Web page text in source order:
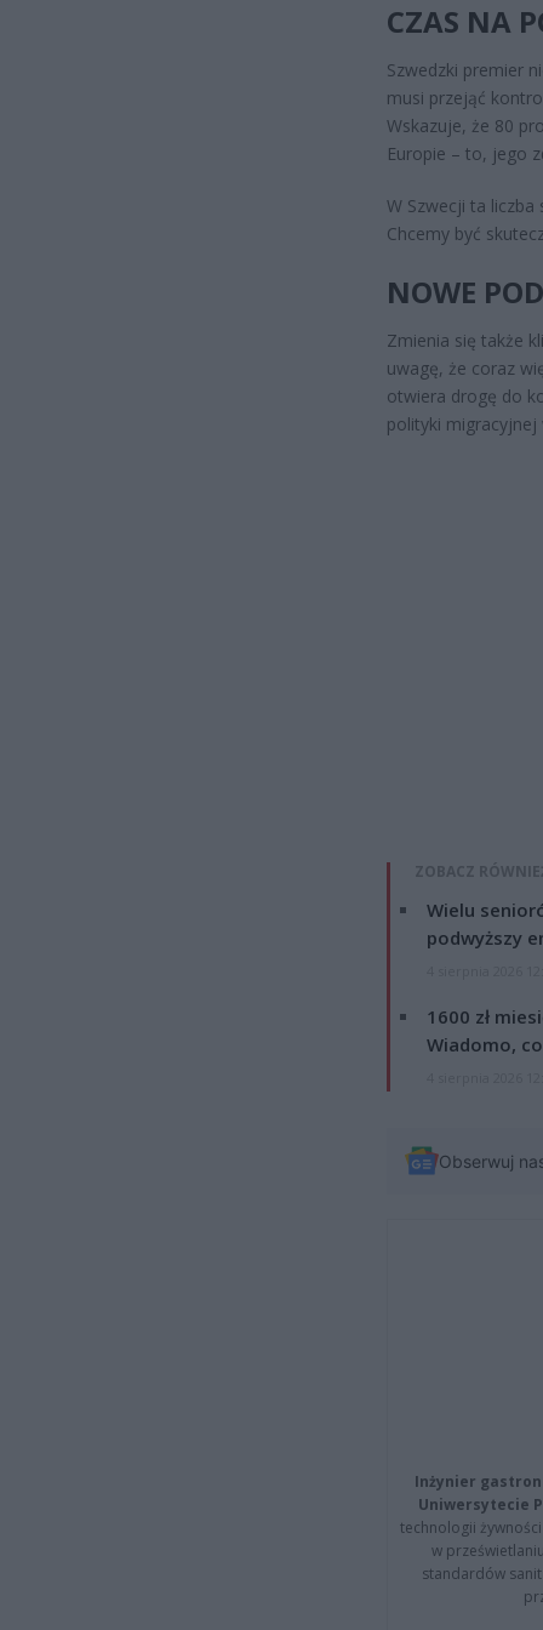
CZAS NA
Szwedzki premier
musi przejąć
Wskazuje, że 80
Europie – to, jego
W Szwecji ta liczba
Chcemy być
NOWE
Zmienia się także
uwagę, że coraz
otwiera drogę do
polityki migracyjnej
ZOBACZ
Wielu
podwyższy
1600 zł
Wiadomo,
Obserwuj
Inżynier
Uniwersytecie
technologii
w
standardów